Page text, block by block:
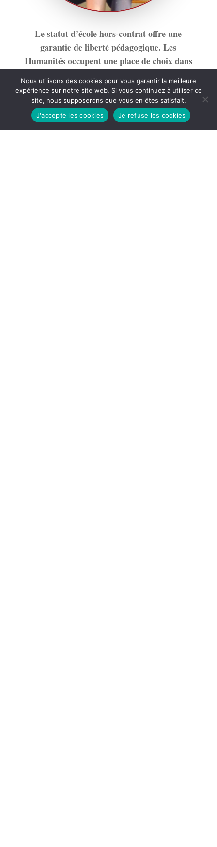
Le statut d’école hors-contrat offre une
garantie de liberté pédagogique. Les
Humanités occupent une place de choix dans
Une éducation intégrale
Nous utilisons des cookies pour vous garantir la meilleure
expérience sur notre site web. Si vous continuez à utiliser ce
site, nous supposerons que vous en êtes satisfait.
J'accepte les cookies
Je refuse les cookies